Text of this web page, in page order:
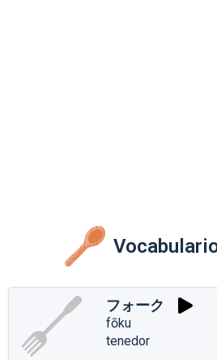
フォーク
fōku
tenedor